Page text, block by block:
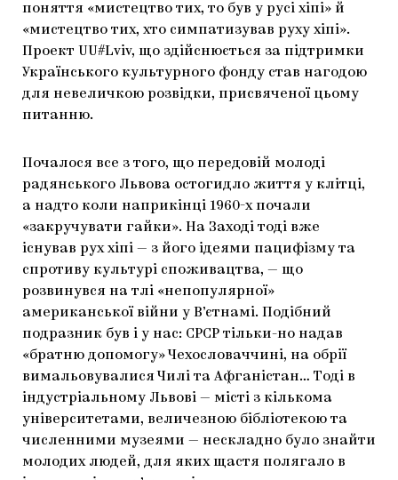
поняття «мистецтво тих, то був у русі хіпі» й
«мистецтво тих, хто симпатизував руху хіпі».
Проект UU#Lviv, що здійснюється за підтримки
Українського культурного фонду став нагодою
для невеличкою розвідки, присвяченої цьому
питанню.
Почалося все з того, що передовій молоді
радянського Львова остогидло життя у клітці,
а надто коли наприкінці 1960-х почали
«закручувати гайки». На Заході тоді вже
існував рух хіпі — з його ідеями пацифізму та
спротиву культурі споживацтва, — що
розвинувся на тлі «непопулярної»
американської війни у В’єтнамі. Подібний
подразник був і у нас: СРСР тільки-но надав
«братню допомогу» Чехословаччині, на обрії
вимальовувалися Чилі та Афганістан… Тоді в
індустріальному Львові — місті з кількома
університетами, величезною бібліотекою та
численними музеями — нескладно було знайти
молодих людей, для яких щастя полягало в